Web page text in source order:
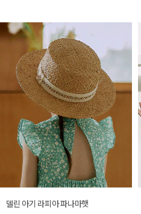
델린 아기 라피아 파나마햇